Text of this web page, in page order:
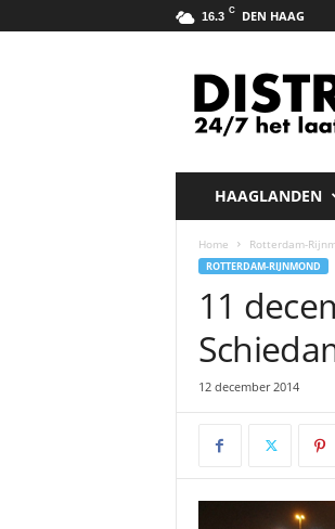
16.3 C DEN HAAG
HAAGLANDEN
Home Rotterdam-
ROTTERDAM-RIJNMOND
11
12 december 2014